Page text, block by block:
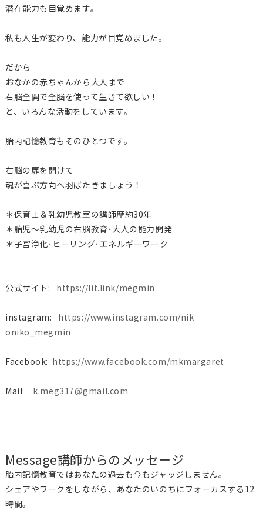
潜在能力も目覚めます。
私も人生が変わり、能力が目覚めました。
だから
おなかの赤ちゃんから大人まで
右脳全開で全脳を使って生きて欲しい！
と、いろんな活動をしています。
胎内記憶教育もそのひとつです。
右脳の扉を開けて
魂が喜ぶ方向へ羽ばたきましょう！
＊保育士＆乳幼児教室の講師歴約30年
＊胎児〜乳幼児の右脳教育･大人の能力開発
＊子宮浄化･ヒーリング･エネルギーワーク
公式サイト: https://lit.link/megmin
instagram: https://www.instagram.com/nik
oniko_megmin
Facebook: https://www.facebook.com/mkmargaret
Mail: k.meg317@gmail.com
Message講師からのメッセージ
胎内記憶教育ではあなたの過去も今もジャッジしません。
シェアやワークをしながら、あなたのいのちにフォーカスする12
時間。